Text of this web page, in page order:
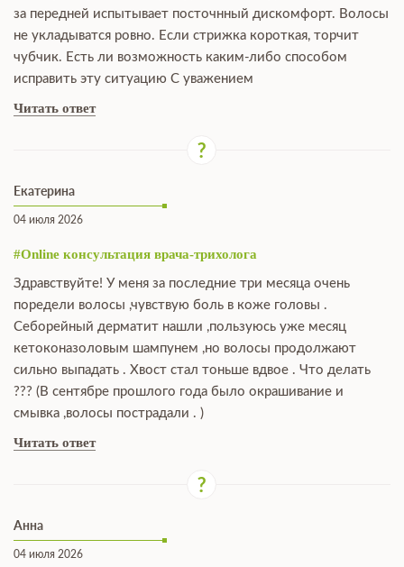
за передней испытывает посточнный дискомфорт. Волосы
не укладыватся ровно. Если стрижка короткая, торчит
чубчик. Есть ли возможность каким-либо способом
исправить эту ситуацию С уважением
Читать ответ
Екатерина
04 июля 2026
#Online консультация врача-трихолога
Здравствуйте! У меня за последние три месяца очень
поредели волосы ,чувствую боль в коже головы .
Себорейный дерматит нашли ,пользуюсь уже месяц
кетоконазоловым шампунем ,но волосы продолжают
сильно выпадать . Хвост стал тоньше вдвое . Что делать
??? (В сентябре прошлого года было окрашивание и
смывка ,волосы пострадали . )
Читать ответ
Анна
04 июля 2026